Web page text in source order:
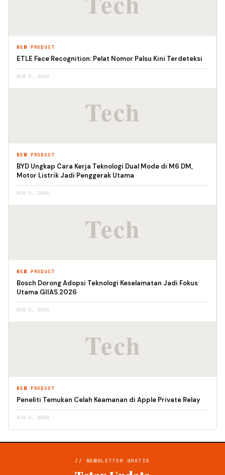
NEW PRODUCT
ETLE Face Recognition: Pelat Nomor Palsu Kini Terdeteksi
AUG 6, 2026
NEW PRODUCT
BYD Ungkap Cara Kerja Teknologi Dual Mode di M6 DM,
Motor Listrik Jadi Penggerak Utama
AUG 6, 2026
NEW PRODUCT
Bosch Dorong Adopsi Teknologi Keselamatan Jadi Fokus
Utama GIIAS 2026
AUG 6, 2026
NEW PRODUCT
Peneliti Temukan Celah Keamanan di Apple Private Relay
AUG 6, 2026
// NEWSLETTER GRATIS